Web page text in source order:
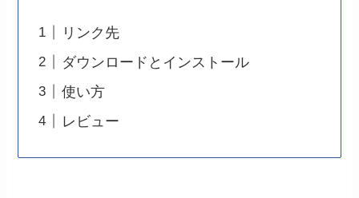
リンク先
ダウンロードとインストール
使い方
レビュー